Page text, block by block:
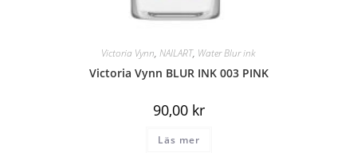
Victoria Vynn, NAILART, Water Blur ink
Victoria Vynn BLUR INK 003 PINK
90,00 kr
Läs mer